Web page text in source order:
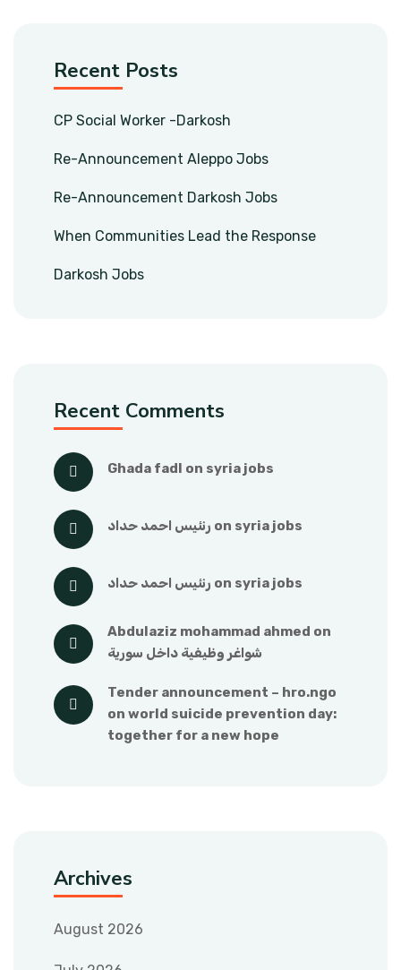
Recent Posts
CP Social Worker -Darkosh
Re-Announcement Aleppo Jobs
Re-Announcement Darkosh Jobs
When Communities Lead the Response
Darkosh Jobs
Recent Comments
ghada fadl on syria jobs
رنئيس احمد حداد on syria jobs
رنئيس احمد حداد on syria jobs
abdulaziz mohammad ahmed
شواغر وظيفية داخل سورية
tender announcement – hro.ngo
on world suicide prevention day:
together for a new hope
Archives
August 2026